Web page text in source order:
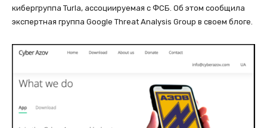
кибергруппа Turla, ассоциируемая с ФСБ. Об этом сообщила
экспертная группа Google Threat Analysis Group в своем блоге.